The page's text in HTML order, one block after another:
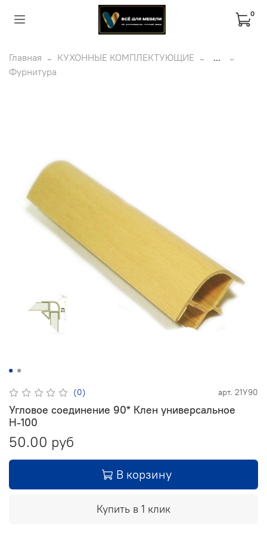
0
Главная КУХОННЫЕ КОМПЛЕКТУЮЩИЕ
...
Фурнитура
(0) арт. 21У90
Угловое соединение 90* Клен универсальное
Н-100
50.00 руб
В корзину
Купить в 1 клик